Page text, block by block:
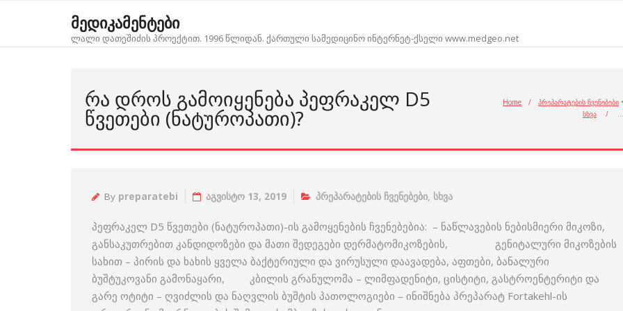
მედიკამენტები
ლალი დათეშიძის პროექტით. 1996 წლიდან. ქართული სამედიცინო ინტერნეტ-ქსელი www.medgeo.net
ᲠᲐ ᲓᲠᲝᲡ ᲒᲐᲛᲝᲘᲧᲔᲜᲔᲑᲐ ᲞᲔᲤᲠᲐᲙᲔᲚ D5
ᲬᲕᲔᲗᲔᲑᲘ (ᲜᲐᲢᲣᲠᲝᲞᲐᲗᲘ)?
Home / პრეპარატების ჩვენებები •
სხვა
/ …
By preparatebi აგვისტო 13, 2019 პრეპარატების ჩვენებები, სხვა
პეფრაკელ D5 წვეთები (ნატუროპათი)-ის გამოყენების ჩვენებებია: – ნაწლავების ნებისმიერი მიკოზი,
განსაკუთრებით კანდიდოზები და მათი შედეგები დერმატომიკოზების, გენიტალური მიკოზების
სახით – პირის და ხახის ყველა ბაქტერიული და ვირუსული დაავადება, აფთები, ბანალური
ბუშტუკოვანი გამონაყარი, კბილის გრანულომა – ლიმფადენიტი, ცისტიტი, გასტროენტერიტი და
გარე ოტიტი – ღვიძლის და ნაღვლის ბუშტის პათოლოგიები – ინიშნება პრეპარატ Fortakehl-ის